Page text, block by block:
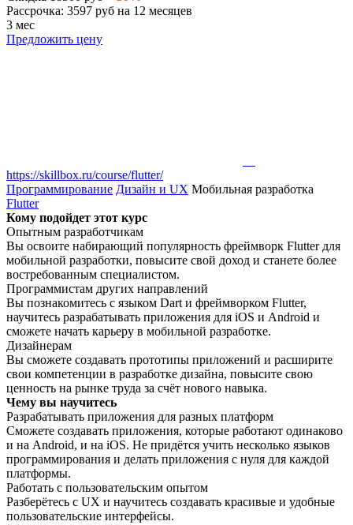
Рассрочка: 3597 руб на 12 месяцев
3 мес
Предложить цену
https://skillbox.ru/course/flutter/
Программирование Дизайн и UX Мобильная разработка
Flutter
Кому подойдет этот курс
Опытным разработчикам
Вы освоите набирающий популярность фреймворк Flutter для
мобильной разработки, повысите свой доход и станете более
востребованным специалистом.
Программистам других направлений
Вы познакомитесь с языком Dart и фреймворком Flutter,
научитесь разрабатывать приложения для iOS и Android и
сможете начать карьеру в мобильной разработке.
Дизайнерам
Вы сможете создавать прототипы приложений и расширите
свои компетенции в разработке дизайна, повысите свою
ценность на рынке труда за счёт нового навыка.
Чему вы научитесь
Разрабатывать приложения для разных платформ
Сможете создавать приложения, которые работают одинаково
и на Android, и на iOS. Не придётся учить несколько языков
программирования и делать приложения с нуля для каждой
платформы.
Работать с пользовательским опытом
Разберётесь с UX и научитесь создавать красивые и удобные
пользовательские интерфейсы.